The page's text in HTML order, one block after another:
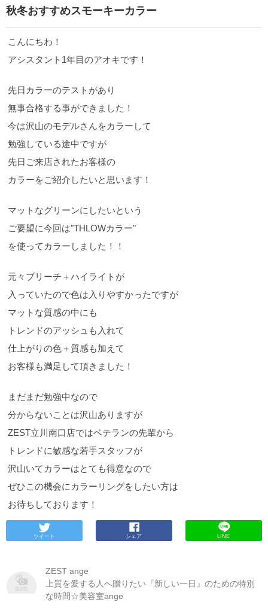
秋冬おすすめスモーキーカラー
こんにちわ！
アシスタント1年目のアオキです！
先日カラーのテストがあり
無事合格する事ができました！
今は沢山のモデルさんをカラーして
勉強している途中ですが
先日ご来店されたお客様の
カラーをご紹介したいと思います！
マットなグリーンにしたいという
ご要望に今回は"THLOWカラー"
を使ってカラーしました！！
元々ブリーチ＋ハイライトが
入っていたので色は入りやすかったですが
マットな質感の中にも
トレンドのアッシュも入れて
仕上がりの色＋質感も加えて
お客様も満足して頂きました！
まだまだ勉強中なので
分からないことは沢山ありますが
ZEST立川南口店ではベテランの先輩から
トレンドに敏感な若手スタッフが
沢山いてカラーはとても得意なので
ぜひこの機会にカラーリングをしたい方は
お待ちしております！
ツイート シェア LINE
ZEST ange
上質を愛する人へ贈りたい『新しい一日』のための特別
な時間☆美容室ange